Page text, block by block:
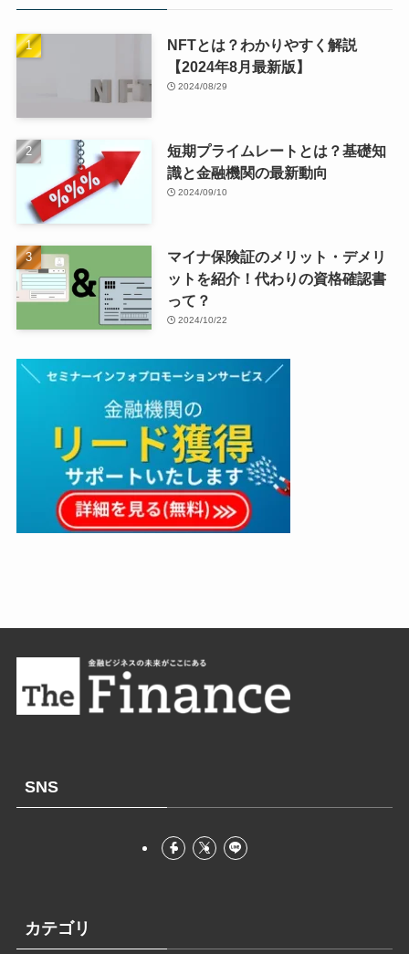
NFTとは？わかりやすく解説
【2024年8月最新版】
2024/08/29
短期プライムレートとは？基礎知
識と金融機関の最新動向
2024/09/10
マイナ保険証のメリット・デメリ
ットを紹介！代わりの資格確認書
って？
2024/10/22
SNS
カテゴリ